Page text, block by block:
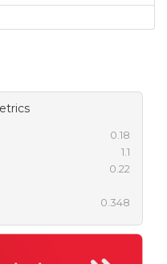
0.18
1.1
0.22
0.348